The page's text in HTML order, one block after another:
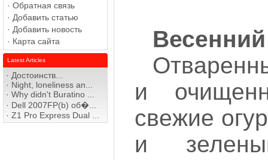
· Обратная связь
· Добавить статью
· Добавить новость
· Карта сайта
Latest Articles
· Достоинств...
· Night, loneliness an...
· Why didn't Buratino ...
· Dell 2007FP(b) об�...
· Z1 Pro Express Dual ...
и
свежие
и